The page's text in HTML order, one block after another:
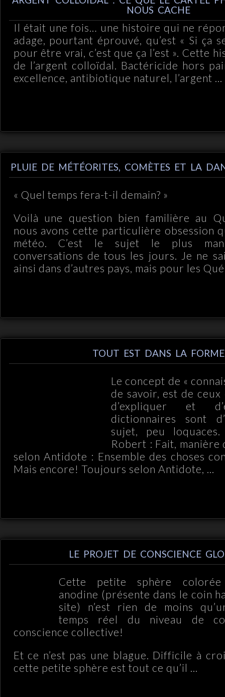
NOUS CACHE
Il était une fois… une histoire qui ne
adage, pourtant éprouvé, qu’est « Si ça
pour être vrai, c’est que ça l’est ». Cette
de l’argent colloïdal. Bactéricide hors
excellence, antibiotique naturel, l’argent ...
PLUIE DE MÉTÉORITES, COMÈTES ET LA
« Quel temps fera-t-il demain? »
Voilà une question bien familière au
nous avons cette particulière obsession
météo. C’est le sujet le plus
conversations de tous les jours. Je ne
ainsi dans d’autres pays, mais pour les
TOUT EST DANS LA FORME
Le concept de «
de savoir, est de
d’expliquer et
dictionnaires sont
sujet, peu
Robert : Fait, manière
selon Antidote : Ensemble des choses
Mais encore! Toujours selon Antidote, ...
LE PROJET DE CONSCIENCE
Cette petite sphère colorée
anodine (présente dans le coin
site) n’est rien de moins
temps réel du niveau de
conscience collective!
Et ce n’est pas une blague. Difficile à
cette petite sphère est tout ce qu’il ...